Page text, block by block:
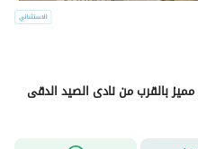
بالقرب من نادى الصيد الدقى